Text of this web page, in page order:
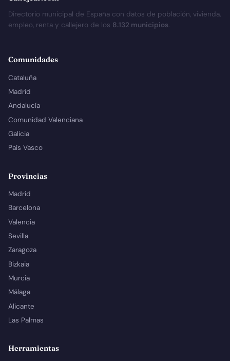
Directorio municipal de España con datos de población, vivienda,
empleo, renta y callejero de los 8.132 municipios.
Comunidades
Cataluña
Madrid
Andalucía
Comunidad Valenciana
Galicia
País Vasco
Provincias
Madrid
Barcelona
Valencia
Sevilla
Zaragoza
Bizkaia
Murcia
Málaga
Alicante
Las Palmas
Herramientas